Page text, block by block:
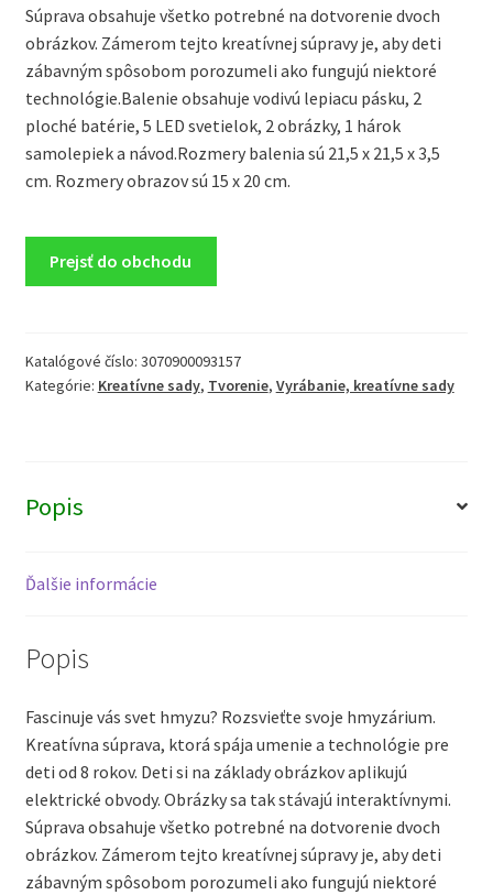
Súprava obsahuje všetko potrebné na dotvorenie dvoch
obrázkov. Zámerom tejto kreatívnej súpravy je, aby deti
zábavným spôsobom porozumeli ako fungujú niektoré
technológie.Balenie obsahuje vodivú lepiacu pásku, 2
ploché batérie, 5 LED svetielok, 2 obrázky, 1 hárok
samolepiek a návod.Rozmery balenia sú 21,5 x 21,5 x 3,5
cm. Rozmery obrazov sú 15 x 20 cm.
Prejsť do obchodu
Katalógové číslo: 3070900093157
Kategórie: Kreatívne sady, Tvorenie, Vyrábanie, kreatívne sady
Popis
Ďalšie informácie
Popis
Fascinuje vás svet hmyzu? Rozsvieťte svoje hmyzárium.
Kreatívna súprava, ktorá spája umenie a technológie pre
deti od 8 rokov. Deti si na základy obrázkov aplikujú
elektrické obvody. Obrázky sa tak stávajú interaktívnymi.
Súprava obsahuje všetko potrebné na dotvorenie dvoch
obrázkov. Zámerom tejto kreatívnej súpravy je, aby deti
zábavným spôsobom porozumeli ako fungujú niektoré